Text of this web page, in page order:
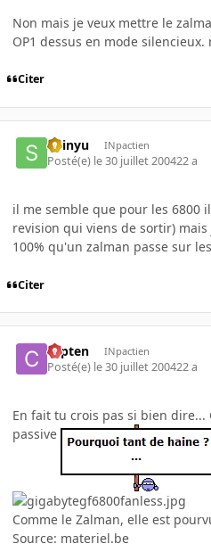
Non mais je veux mettre le
OP1 dessus en mode
Citer
Shinyu INpactien
Posté(e) le 30 juillet 200422 a
il me semble que pour les 6800
revision qui viens de sortir)
100% qu'un zalman passe sur
Citer
capten INpactien
Posté(e) le 30 juillet 200422 a
En fait tu crois pas si bien
passive
Comme le Zalman, elle est
Source: materiel.be